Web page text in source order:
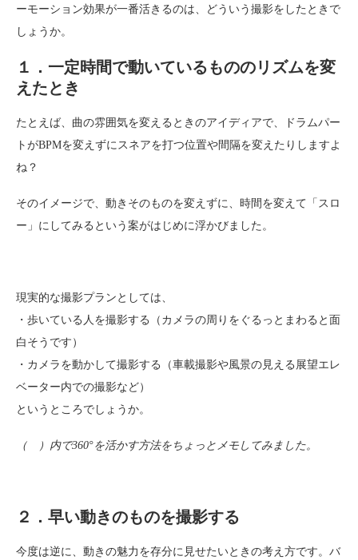
ーモーション効果が一番活きるのは、どういう撮影をしたときで
しょうか。
１．一定時間で動いているもののリズムを変
えたとき
たとえば、曲の雰囲気を変えるときのアイディアで、ドラムパー
トがBPMを変えずにスネアを打つ位置や間隔を変えたりしますよ
ね？
そのイメージで、動きそのものを変えずに、時間を変えて「スロ
ー」にしてみるという案がはじめに浮かびました。
現実的な撮影プランとしては、
・歩いている人を撮影する（カメラの周りをぐるっとまわると面
白そうです）
・カメラを動かして撮影する（車載撮影や風景の見える展望エレ
ベーター内での撮影など）
というところでしょうか。
（ ）内で360°を活かす方法をちょっとメモしてみました。
２．早い動きのものを撮影する
今度は逆に、動きの魅力を存分に見せたいときの考え方です。バ